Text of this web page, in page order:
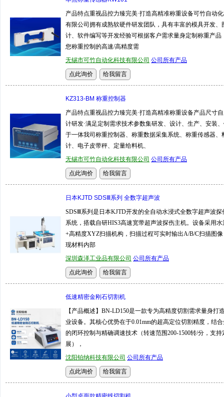
产品特点重视品控力臻完美·打造高精准称重设备可竹自动
有限公司拥有成熟软硬件研发团队，具有丰富的模具开发、
计、软件编写等开发经验可根据客户需求量身定制称重产品
您称重控制的高速/高精度需
无锡市可竹自动化科技有限公司 公司所有产品
KZ313-BM 称重控制器
产品特点重视品控力臻完美·打造高精准称重设备产品尺寸
计研发·满足定制需求技术参数集研发、设计、生产、安装
于一体我司称重控制器、称重数据采集系统、称重传感器、
计、电子皮带秤、定量给料机、
无锡市可竹自动化科技有限公司 公司所有产品
日本KJTD SDSⅢ系列 全数字超声波
SDSⅢ系列是日本KJTD开发的全自动水浸式全数字超声波探
系统，搭载自研HIS3高速宽带超声波探伤主机。设备采用水
+高精度XYZ扫描机构，扫描过程可实时输出A/B/C扫描图
现材料内部
深圳森泽工业品有限公司 公司所有产品
低速精密金刚石切割机
【产品概述】BN-LD150是一款专为高精度切割需求量身打
业设备。其核心优势在于0.01mm的超高定位切割精度，结
的闭环控制与精确调速技术（转速范围200-1500转/分，支持
展），
沈阳铂纳科技有限公司 公司所有产品